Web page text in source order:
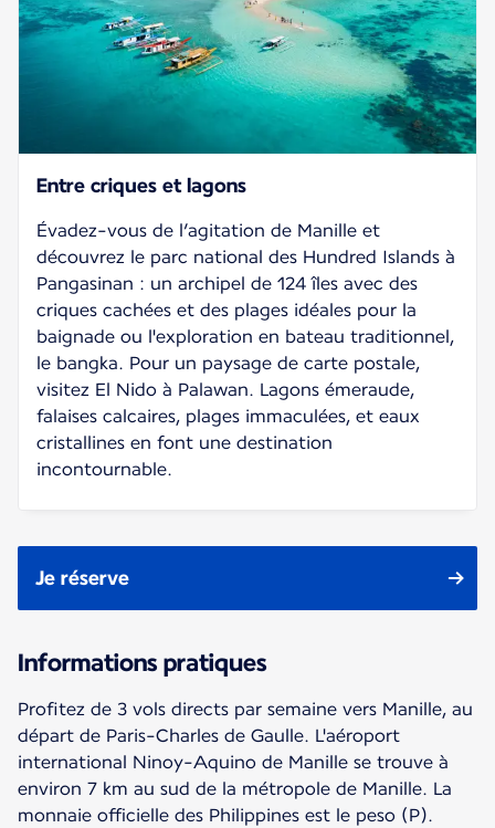
Entre criques et lagons
Évadez-vous de l’agitation de Manille et
découvrez le parc national des Hundred Islands à
Pangasinan : un archipel de 124 îles avec des
criques cachées et des plages idéales pour la
baignade ou l'exploration en bateau traditionnel,
le bangka. Pour un paysage de carte postale,
visitez El Nido à Palawan. Lagons émeraude,
falaises calcaires, plages immaculées, et eaux
cristallines en font une destination
incontournable.
Je réserve
Informations pratiques
Profitez de 3 vols directs par semaine vers Manille, au
départ de Paris-Charles de Gaulle. L'aéroport
international Ninoy-Aquino de Manille se trouve à
environ 7 km au sud de la métropole de Manille. La
monnaie officielle des Philippines est le peso (P).